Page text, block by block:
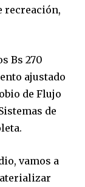
recreación,
Bs 270
ajustado
de Flujo
de
vamos a